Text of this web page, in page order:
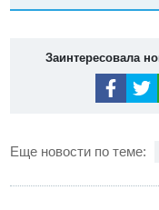
Заинтересовала
Еще новости по теме: